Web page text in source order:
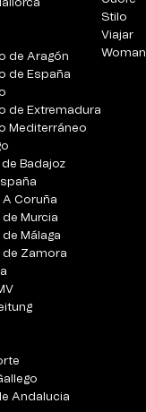
de Aragón
de España
de Extremadura
Mediterráneo
de Badajoz
A Coruña
de Murcia
Málaga
de Zamora
Andalucia
Stilo
Viajar
Woman